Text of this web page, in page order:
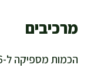
מרכיבים